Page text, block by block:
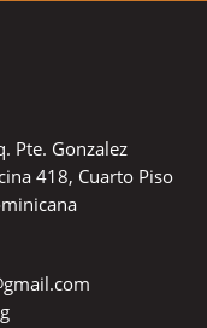
Pte. Gonzalez
418, Cuarto Piso